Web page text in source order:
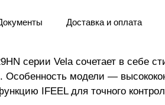
Доставка и оплата
серии Vela сочетает в себе
модели —
IFEEL для точного